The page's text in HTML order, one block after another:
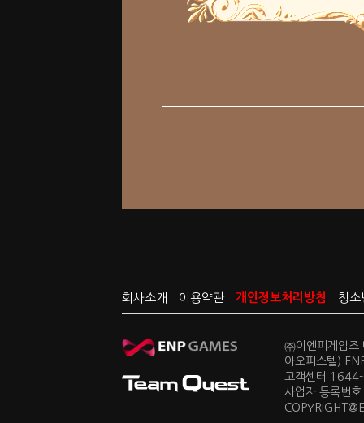
회사소개 이용약관 개인정보처리방침 청소
㈜이엔피게임
아오피스텔)
고객센터
사업자 등록번